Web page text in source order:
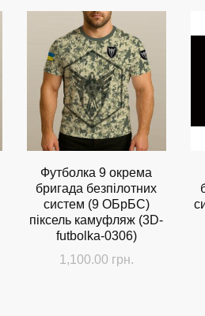
Футболка 9 окрема
бригада безпілотних
систем (9 ОБрБС)
піксель камуфляж (3D-
futbolka-0306)
1,100.00 грн.